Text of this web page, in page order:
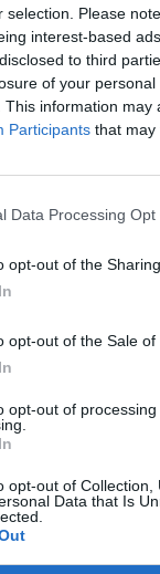
selection. Please
interest-based
to third
of your
This information
Participants that may
Data Processing Opt
opt-out of the
opt-out of the Sale of
opt-out of
opt-out of
Data that Is
Fot.
rano patrol policji
okazało się,
Komendy